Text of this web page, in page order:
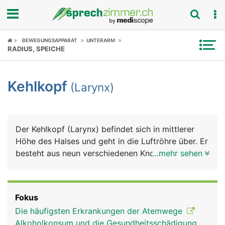
Fokus
Symptome
News
Rubriken
BEWEGUNGSAPPARAT UNTERARM
RADIUS, SPEICHE
Kehlkopf (Larynx)
Der Kehlkopf (Larynx) befindet sich in mittlerer
Höhe des Halses und geht in die Luftröhre über. Er
besteht aus neun verschiedenen Knorpelstücken,
Kehldeckel (Epiglottis), der den Kehlkopf beim
Schlucken verschliesst und dadurch verhindert,
...mehr sehen
Fokus
Die häufigsten Erkrankungen der Atemwege
Alkoholkonsum und die Gesundheitsschädigung